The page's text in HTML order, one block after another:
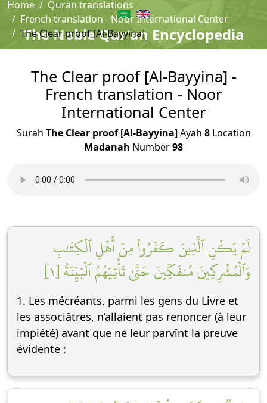
The Noble Qur'an Encyclopedia
Home
Quran translations
French translation - Noor International Center
The Clear proof [Al-Bayyina]
The Clear proof [Al-Bayyina] -
French translation - Noor
International Center
Surah The Clear proof [Al-Bayyina]Ayah 8Location
Madanah Number98
لَمۡ يَكُنِ ٱلَّذِينَ كَفَرُواْ مِنۡ أَهۡلِ ٱلۡكِتَٰبِ
وَٱلۡمُشۡرِكِينَ مُنفَكِّينَ حَتَّىٰ تَأۡتِيَهُمُ ٱلۡبَيِّنَةُ [١]
1. Les mécréants, parmi les gens du Livre et
les associâtres, n’allaient pas renoncer (à leur
impiété) avant que ne leur parvînt la preuve
évidente :